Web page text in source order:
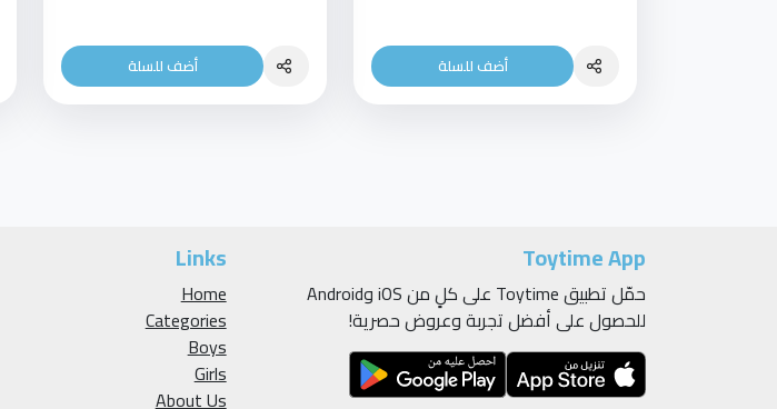
أضف للسلة أضف للسلة
Toytime App
حمّل تطبيق Toytime على كلٍ من iOS وAndroid
للحصول على أفضل تجربة وعروض حصرية!
Links
Home
Categories
Boys
Girls
About Us